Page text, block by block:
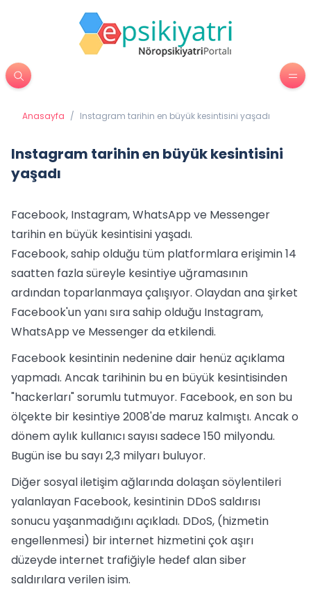
Anasayfa / Instagram tarihin en büyük kesintisini yaşadı
Instagram tarihin en büyük kesintisini
yaşadı
Facebook, Instagram, WhatsApp ve Messenger
tarihin en büyük kesintisini yaşadı.
Facebook, sahip olduğu tüm platformlara erişimin 14
saatten fazla süreyle kesintiye uğramasının
ardından toparlanmaya çalışıyor. Olaydan ana şirket
Facebook'un yanı sıra sahip olduğu Instagram,
WhatsApp ve Messenger da etkilendi.
Facebook kesintinin nedenine dair henüz açıklama
yapmadı. Ancak tarihinin bu en büyük kesintisinden
"hackerları" sorumlu tutmuyor. Facebook, en son bu
ölçekte bir kesintiye 2008'de maruz kalmıştı. Ancak o
dönem aylık kullanıcı sayısı sadece 150 milyondu.
Bugün ise bu sayı 2,3 milyarı buluyor.
Diğer sosyal iletişim ağlarında dolaşan söylentileri
yalanlayan Facebook, kesintinin DDoS saldırısı
sonucu yaşanmadığını açıkladı. DDoS, (hizmetin
engellenmesi) bir internet hizmetini çok aşırı
düzeyde internet trafiğiyle hedef alan siber
saldırılara verilen isim.